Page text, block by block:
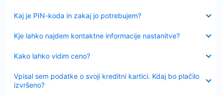
Kaj je PIN-koda in zakaj jo potrebujem?
Kje lahko najdem kontaktne informacije nastanitve?
Kako lahko vidim ceno?
Vpisal sem podatke o svoji kreditni kartici. Kdaj bo plačilo
izvršeno?